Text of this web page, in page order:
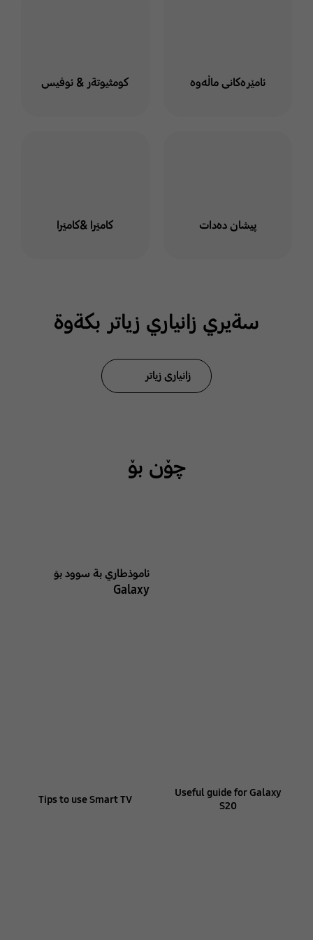
ئامێرەکانی ماڵەوە كومثيوتةر & ئوفيس
پیشان دەدات كاميَرا &كاميَرا
سةيري زانياري زياتر بكةوة
زانیاری زیاتر
چۆن بۆ
ئاموذطاري بة سوود بوَ
Galaxy
Useful guide for Galaxy
S20
Tips to use Smart TV